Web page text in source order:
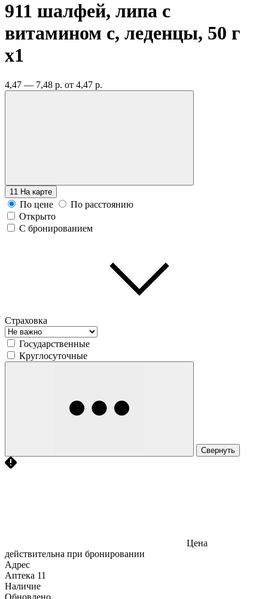
911 шалфей, липа с
витамином с, леденцы, 50 г
x1
4,47 — 7,48 р. от 4,47 р.
11 На карте
По цене
По расстоянию
Открыто
С бронированием
Страховка
Государственные
Круглосуточные
Свернуть
Цена
действительна при бронировании
Адрес
Аптека 11
Наличие
Обновлено